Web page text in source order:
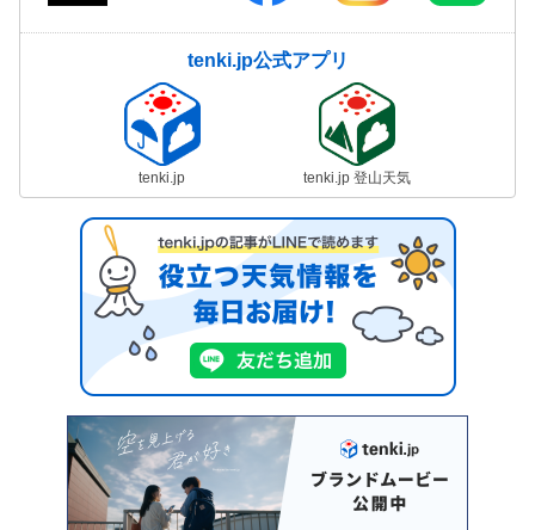
tenki.jp公式アプリ
tenki.jp tenki.jp 登山天気